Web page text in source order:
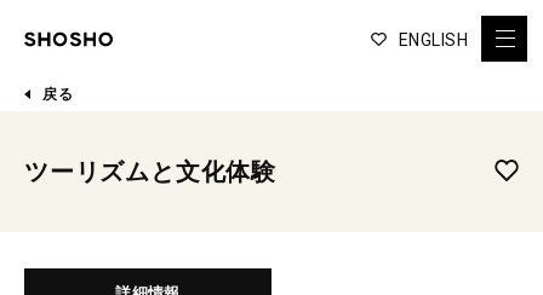
ENGLISH
戻る
ツーリズムと文化体験